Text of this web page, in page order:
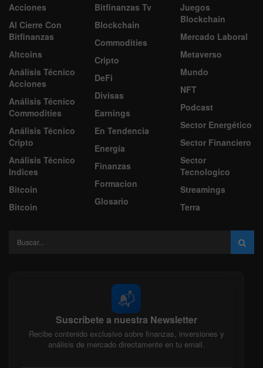
Acciones
Al Cierre Con
Bitfinanzas
Altcoins
Análisis Técnico
Acciones
Análisis Técnico
Commodities
Análisis Técnico
Cripto
Análisis Técnico
Indices
Bitcoin
Bitcoin
Bitfinanzas Tv
Blockchain
Commodities
Cripto
DeFi
Divisas
Earnings
En Tendencia
Energía
Finanzas
Formacion
Glosario
Juegos
Blockchain
Mercado Laboral
Metaverso
Mundo
NFT
Podcast
Sector Energético
Sector Financiero
Sector
Tecnologico
Streamings
Terra
📬
Suscríbete a nuestra Newsletter
Recibe contenido exclusivo sobre finanzas, inversiones y
análisis de mercado directamente en tu email.